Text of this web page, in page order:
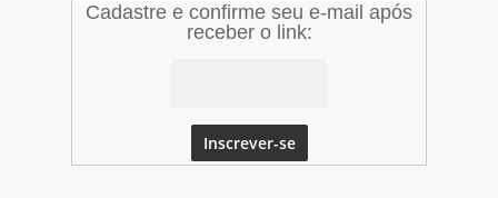
Cadastre e confirme seu e-mail após
receber o link: